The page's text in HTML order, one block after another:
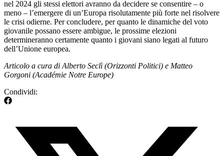
nel 2024 gli stessi elettori avranno da decidere se consentire – o
meno – l’emergere di un’Europa risolutamente più forte nel risolvere
le crisi odierne. Per concludere, per quanto le dinamiche del voto
giovanile possano essere ambigue, le prossime elezioni
determineranno certamente quanto i giovani siano legati al futuro
dell’Unione europea.
Articolo a cura di Alberto Seclì (Orizzonti Politici) e Matteo
Gorgoni (Académie Notre Europe)
Condividi: